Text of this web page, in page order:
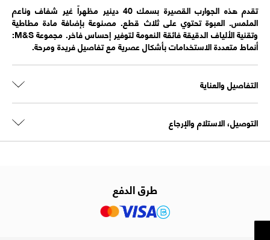
تقدم هذه الجوارب القصيرة بسمك 40 دينير مظهراً غير شفاف وناعم
الملمس. العبوة تحتوي على ثلاث قطع. مصنوعة بإضافة مادة مطاطية
وتقنية الألياف الدقيقة فائقة النعومة لتوفير إحساس فاخر. مجموعة M&S:
أنماط متعددة الاستخدامات بأشكال عصرية مع تفاصيل فريدة ومرحة.
التفاصيل والعناية
التوصيل، الاستلام والإرجاع
طرق الدفع